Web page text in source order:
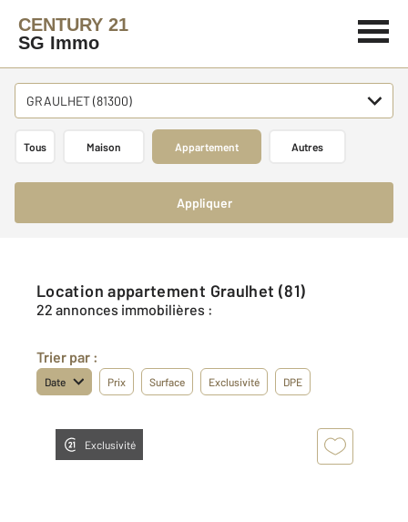
CENTURY 21
SG Immo
GRAULHET (81300)
Tous Maison Appartement Autres
Appliquer
Location appartement Graulhet (81)
22 annonces immobilières :
Trier par :
Date Prix Surface Exclusivité DPE
Exclusivité